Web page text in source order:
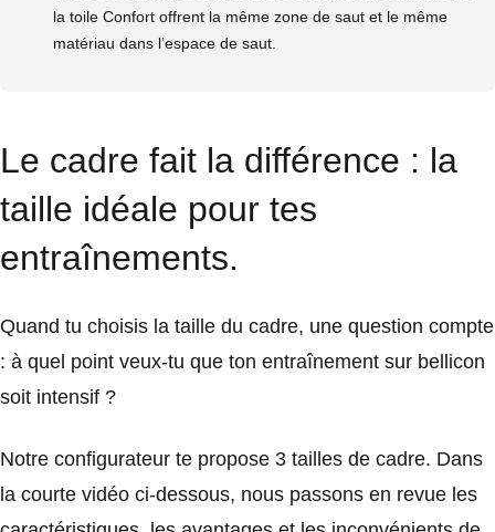
la toile Confort offrent la même zone de saut et le même
matériau dans l’espace de saut.
Le cadre fait la différence : la
taille idéale pour tes
entraînements.
Quand tu choisis la taille du cadre, une question compte
: à quel point veux-tu que ton entraînement sur bellicon
soit intensif ?
Notre configurateur te propose 3 tailles de cadre. Dans
la courte vidéo ci-dessous, nous passons en revue les